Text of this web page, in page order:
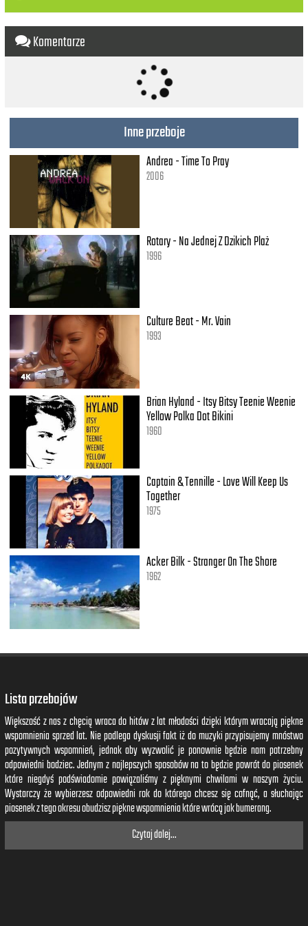
Komentarze
Inne przeboje
Andrea - Time To Pray
2006
Rotary - Na Jednej Z Dzikich Plaż
1996
Culture Beat - Mr. Vain
1993
Brian Hyland - Itsy Bitsy Teenie Weenie
Yellow Polka Dot Bikini
1960
Captain & Tennille - Love Will Keep Us
Together
1975
Acker Bilk - Stranger On The Shore
1962
Lista przebojów
Większość z nas z chęcią wraca do hitów z lat młodości dzięki którym wracają piękne
wspomnienia sprzed lat. Nie podlega dyskusji fakt iż do muzyki przypisujemy mnóstwo
pozytywnych wspomnień, jednak aby wyzwolić je ponownie będzie nam potrzebny
odpowiedni bodziec. Jednym z najlepszych sposobów na to będzie powrót do piosenek
które niegdyś podświadomie powiązaliśmy z pięknymi chwilami w naszym życiu.
Wystarczy że wybierzesz odpowiedni rok do którego chcesz się cofnąć, a słuchając
piosenek z tego okresu obudzisz piękne wspomnienia które wrócą jak bumerang.
Czytaj dalej...